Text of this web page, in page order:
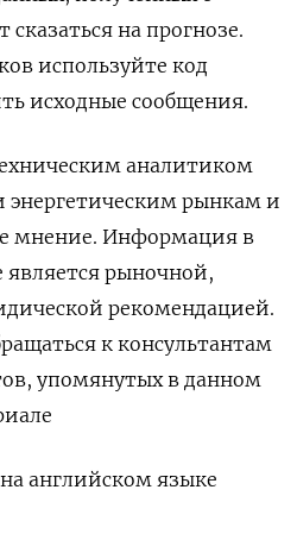
на прогнозе.
используйте код
исходные сообщения.
аналитиком
энергетическим рынкам и
мнение. Информация в
рыночной,
рекомендацией.
к консультантам
упомянутых в данном
английском языке